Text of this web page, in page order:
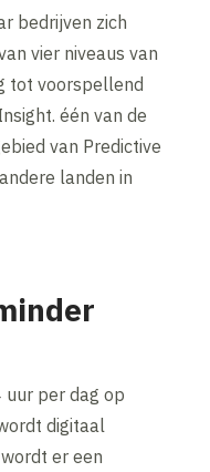
bedrijven zich
vier niveaus van
tot voorspellend
één van de
van Predictive
landen in
per dag op
digitaal
er een